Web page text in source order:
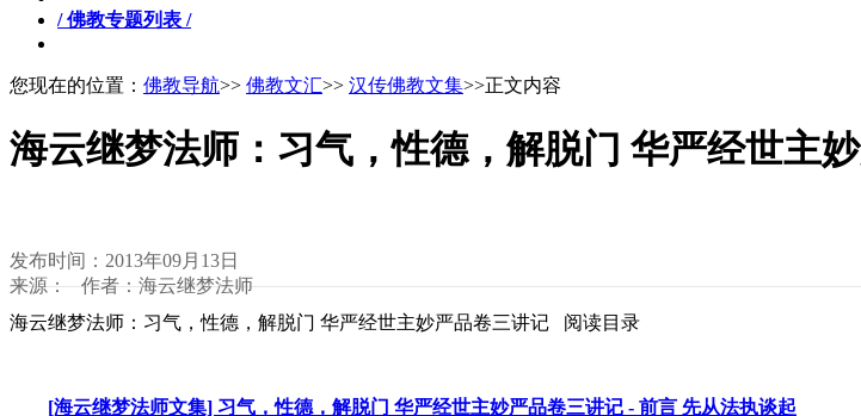
/ 佛教专题列表 /
您现在的位置： 佛教导航>> 佛教文汇>> 汉传佛教文集>>正文内容
海云继梦法师：习气，性德，解脱门 华严经世主
发布时间：2013年09月13日
来源： 作者：海云继梦法师
海云继梦法师：习气，性德，解脱门 华严经世主妙严品卷三讲记 阅读目录
[海云继梦法师文集] 习气，性德，解脱门 华严经世主妙严品卷三讲记 - 前言 先从法执谈起